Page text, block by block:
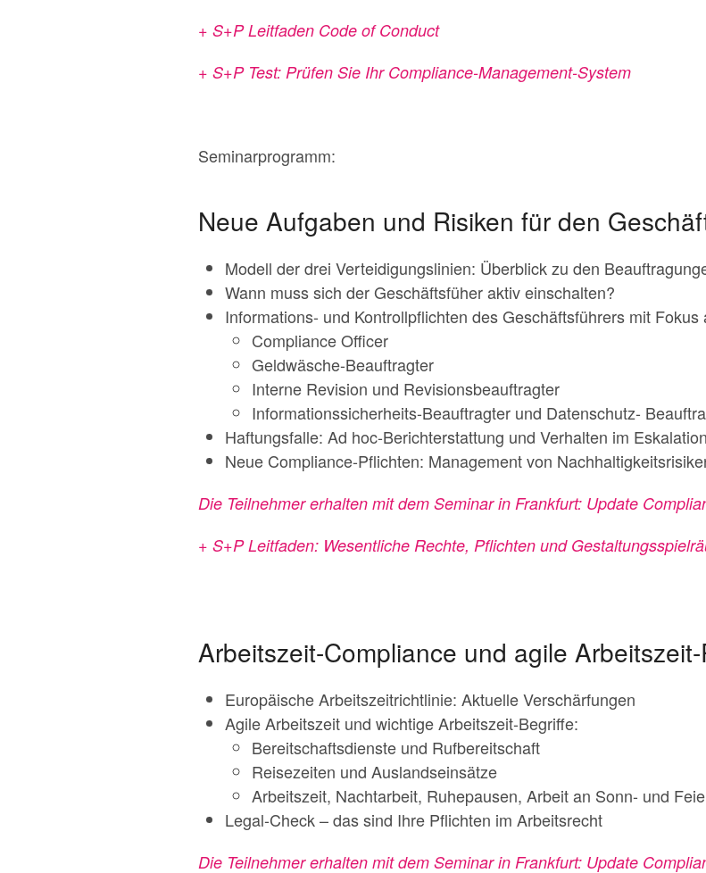
+ S+P Leitfaden Code of Conduct
+ S+P Test: Prüfen Sie Ihr Compliance-Management-System
Seminarprogramm:
Neue Aufgaben und Risiken für den
Modell der drei Verteidigungslinien: Überblick zu den
Wann muss sich der Geschäftsfüher aktiv einschalten?
Informations- und Kontrollpflichten des Geschäftsführers mit Fokus
Compliance Officer
Geldwäsche-Beauftragter
Interne Revision und Revisionsbeauftragter
Informationssicherheits-Beauftragter und Datenschutz-
Haftungsfalle: Ad hoc-Berichterstattung und Verhalten im
Neue Compliance-Pflichten: Management von
Die Teilnehmer erhalten mit dem Seminar in Frankfurt: Update
+ S+P Leitfaden: Wesentliche Rechte, Pflichten und
Arbeitszeit-Compliance und agile
Europäische Arbeitszeitrichtlinie: Aktuelle Verschärfungen
Agile Arbeitszeit und wichtige Arbeitszeit-Begriffe:
Bereitschaftsdienste und Rufbereitschaft
Reisezeiten und Auslandseinsätze
Arbeitszeit, Nachtarbeit, Ruhepausen, Arbeit an Sonn- und
Legal-Check – das sind Ihre Pflichten im Arbeitsrecht
Die Teilnehmer erhalten mit dem Seminar in Frankfurt: Update